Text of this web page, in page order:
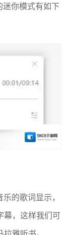
你模式有如下
的歌词显示，
幕，这样我们可